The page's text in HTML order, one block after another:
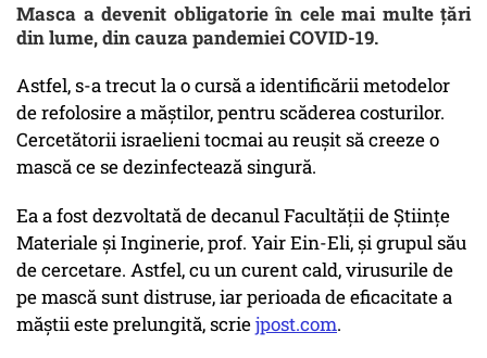
Masca a devenit obligatorie în cele mai multe ţări
din lume, din cauza pandemiei COVID-19.
Astfel, s-a trecut la o cursă a identificării metodelor
de refolosire a măştilor, pentru scăderea costurilor.
Cercetătorii israelieni tocmai au reuşit să creeze o
mască ce se dezinfectează singură.
Ea a fost dezvoltată de decanul Facultăţii de Ştiinţe
Materiale şi Inginerie, prof. Yair Ein-Eli, şi grupul său
de cercetare. Astfel, cu un curent cald, virusurile de
pe mască sunt distruse, iar perioada de eficacitate a
măştii este prelungită, scriejpost.com.